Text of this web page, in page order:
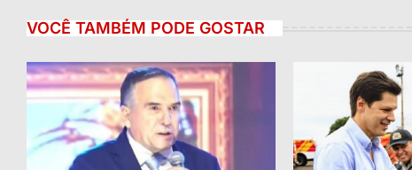
VOCÊ TAMBÉM PODE GOSTAR